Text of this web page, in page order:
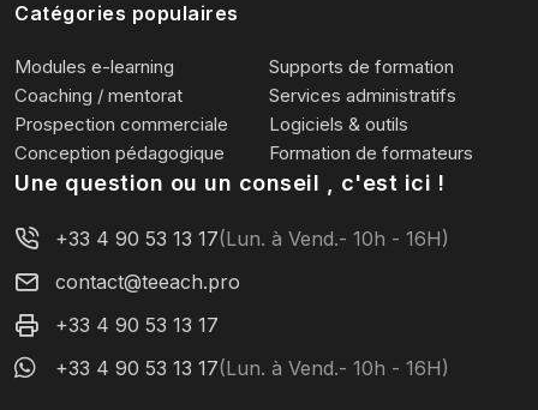
Catégories populaires
Modules e-learning
Supports de formation
Coaching / mentorat
Services administratifs
Prospection commerciale
Logiciels & outils
Conception pédagogique
Formation de formateurs
Une question ou un conseil , c'est ici !
+33 4 90 53 13 17(Lun. à Vend.- 10h - 16H)
contact@teeach.pro
+33 4 90 53 13 17
+33 4 90 53 13 17(Lun. à Vend.- 10h - 16H)